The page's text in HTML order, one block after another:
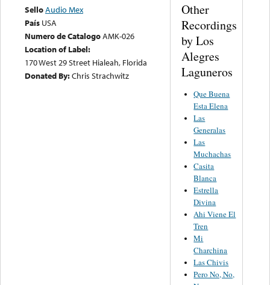
SelloAudio Mex
País USA
Numero de CatalogoAMK-026
Location of Label:
170 West 29 Street Hialeah, Florida
Donated By:Chris Strachwitz
Other
Recordings
by Los
Alegres
Laguneros
Que Buena
Esta Elena
Las
Generalas
Las
Muchachas
Casita
Blanca
Estrella
Divina
Ahi Viene El
Tren
Mi
Charchina
Las Chivis
Pero No, No,